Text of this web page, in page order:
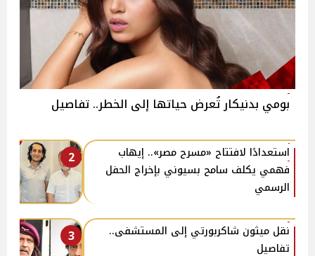
بومي بدنيكار تُعرض حياتها إلى الخطر.. تفاصيل
2
استعدادًا لافتتاح «مسرح مصر».. إيهاب
فهمي يكلف سامح بسيوني بإخراج الحفل
الرسمي
3
نقل ميثون شاكربورتي إلى المستشفى..
تفاصيل